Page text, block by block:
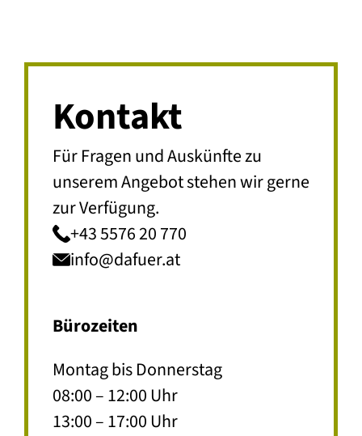
Kontakt
Für Fragen und Auskünfte zu
unserem Angebot stehen wir gerne
zur Verfügung.
+43 5576 20 770
info@dafuer.at
Bürozeiten
Montag bis Donnerstag
08:00 – 12:00 Uhr
13:00 – 17:00 Uhr